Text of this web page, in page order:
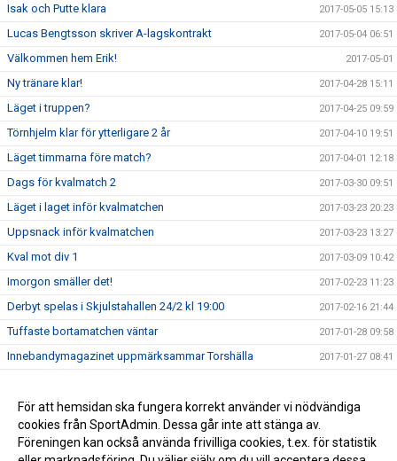
Isak och Putte klara 2017-05-05 15:13
Lucas Bengtsson skriver A-lagskontrakt 2017-05-04 06:51
Välkommen hem Erik! 2017-05-01
Ny tränare klar! 2017-04-28 15:11
Läget i truppen? 2017-04-25 09:59
Törnhjelm klar för ytterligare 2 år 2017-04-10 19:51
Läget timmarna före match? 2017-04-01 12:18
Dags för kvalmatch 2 2017-03-30 09:51
Läget i laget inför kvalmatchen 2017-03-23 20:23
Uppsnack inför kvalmatchen 2017-03-23 13:27
Kval mot div 1 2017-03-09 10:42
Imorgon smäller det! 2017-02-23 11:23
Derbyt spelas i Skjulstahallen 24/2 kl 19:00 2017-02-16 21:44
Tuffaste bortamatchen väntar 2017-01-28 09:58
Innebandymagazinet uppmärksammar Torshälla 2017-01-27 08:41
Derby i Skjulsta 2017-01-25 21:00
Torshälla värvar Allsvensk spelare 2016-11-30 20:00
För att hemsidan ska fungera korrekt använder vi nödvändiga
cookies från SportAdmin. Dessa går inte att stänga av.
Föreningen kan också använda frivilliga cookies, t.ex. för statistik